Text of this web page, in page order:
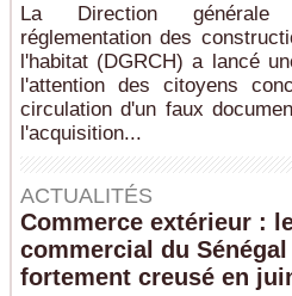
La Direction
réglementation des
l'habitat (DGRCH) a lancé
l'attention des citoyens
circulation d'un faux
l'acquisition...
ACTUALITÉS
Commerce extérieur :
commercial du Sénégal
fortement creusé en